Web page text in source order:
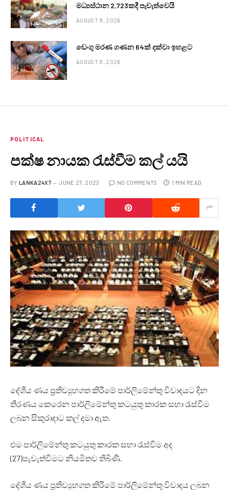
මධ්‍යස්ථාන 2,723කදී පැවැත්වෙයි
AUGUST 9, 2026
ඩෙංගු මරණ ගණන 64ක් දක්වා ඉහළට
AUGUST 8, 2026
POLITICAL
පක්ෂ නායක රැස්වීම කල් යයි
BY LANKA24X7 JUNE 27, 2023 NO COMMENTS 1 MIN READ
දේශීය ණය ප්‍රතිව්‍යුහගත කිරීමේ පාර්ලිමේන්තු විවාදයට දින
තීරණය කෙරෙන පාර්ලිමේන්තු කටයුතු කාරක සභා රැස්වීම
ලබන සිකුරාදාට කල් දමා ඇත.
එම පාර්ලිමේන්තු කටයුතු කාරක සභා රැස්වීම අද
(27)පැවැත්වීමට නියමිතව තිබිණි.
දේශීය ණය ප්‍රතිව්‍යුහගත කිරීමේ පාර්ලිමේන්තු විවාදය ලබන